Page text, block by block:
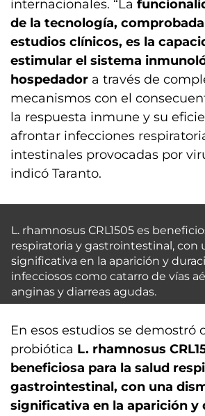
internacionales. “La
de la tecnología,
estudios clínicos, es la
estimular el sistema
hospedador a través de
mecanismos con el
la respuesta inmune y su
afrontar infecciones
intestinales provocadas por
indicó Taranto.
L. rhamnosus CRL1505 es
respiratoria y gastrointestinal, con
significativa en la aparición y
infecciosos como catarro de vías
anginas y diarreas agudas.
En esos estudios se demostró
probiótica L. rhamnosus
beneficiosa para la salud
gastrointestinal, con una
significativa en la aparición y